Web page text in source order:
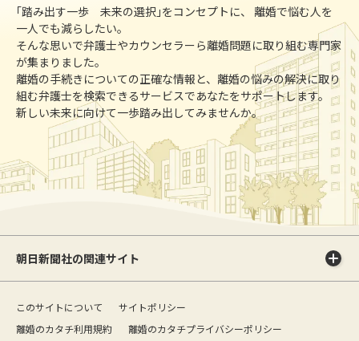
｢踏み出す一歩 未来の選択｣をコンセプトに、 離婚で悩む人を
一人でも減らしたい。
そんな思いで弁護士やカウンセラーら離婚問題に取り組む専門家
が集まりました。
離婚の手続きについての正確な情報と、離婚の悩みの解決に取り
組む弁護士を検索できるサービスであなたをサポートします。
新しい未来に向けて一歩踏み出してみませんか。
朝日新聞社の関連サイト
このサイトについて
サイトポリシー
離婚のカタチ利用規約
離婚のカタチプライバシーポリシー